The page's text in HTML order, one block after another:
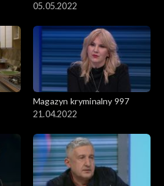
05.05.2022
Magazyn kryminalny 997
21.04.2022